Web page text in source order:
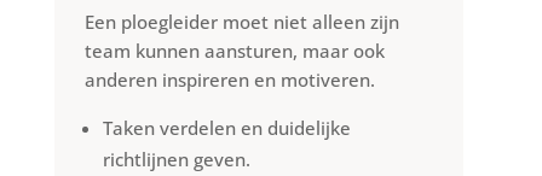
Een ploegleider moet niet alleen zijn
team kunnen aansturen, maar ook
anderen inspireren en motiveren.
Taken verdelen en duidelijke
richtlijnen geven.